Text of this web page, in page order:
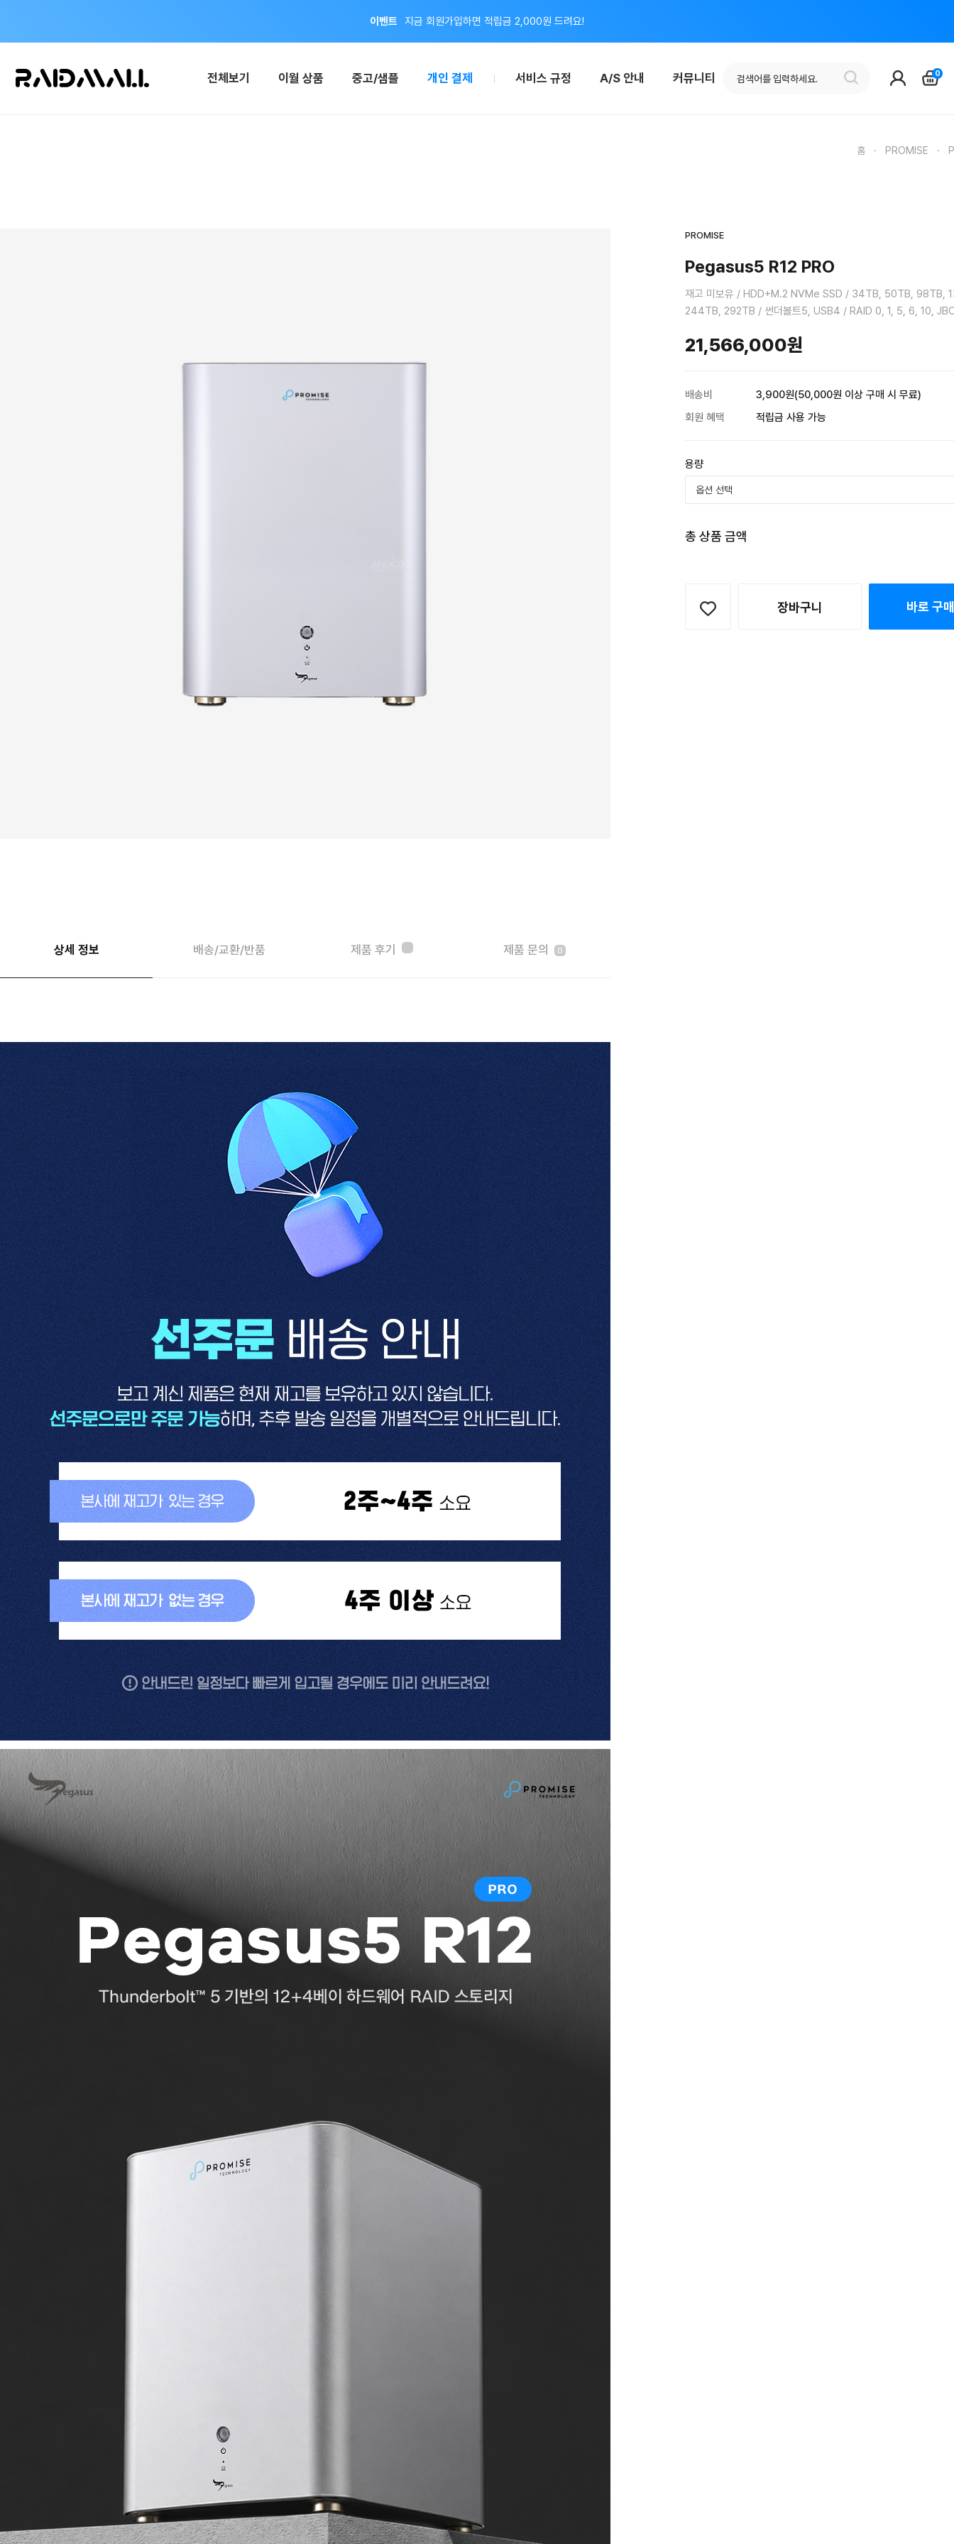
이벤트 지금 회원가입하면 적립금 2,000원 드려요!
전체보기 이월 상품 중고/샘플 개인 결제 서비스 규정 A/S 안내 커뮤니티 0
홈 · PROMISE ·
상세 정보 배송/교환/반품 제품 후기 제품 문의 0
PROMISE
Pegasus5 R12 PRO
재고 미보유 / HDD+M.2 NVMe SSD / 34TB, 50TB, 98TB,
244TB, 292TB / 썬더볼트5, USB4 / RAID 0, 1, 5, 6, 10,
21,566,000원
배송비
3,900원(50,000원 이상 구매 시 무료)
회원 혜택
적립금 사용 가능
용량
총 상품 금액
장바구니 바로 구